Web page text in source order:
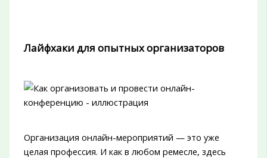
Лайфхаки для опытных организаторов
Организация онлайн-мероприятий — это уже
целая профессия. И как в любом ремесле, здесь